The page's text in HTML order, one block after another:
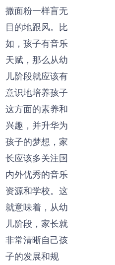
撒面粉一样盲无
目的地跟风。比
如，孩子有音乐
天赋，那么从幼
儿阶段就应该有
意识地培养孩子
这方面的素养和
兴趣，并升华为
孩子的梦想，家
长应该多关注国
内外优秀的音乐
资源和学校。这
就意味着，从幼
儿阶段，家长就
非常清晰自己孩
子的发展和规